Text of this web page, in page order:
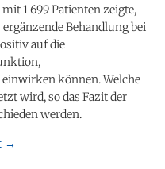
1 699 Patienten zeigte,
Behandlung bei
auf die
können. Welche
wird, so das Fazit der
werden.
→